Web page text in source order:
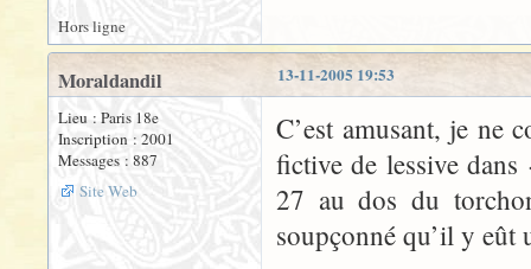
Hors ligne
13-11-2005 19:53
Moraldandil
Lieu : Paris 18e
Inscription : 2001
Messages : 887
Site Web
C’est amusant, je ne
fictive de lessive
27 au dos du
soupçonné qu’il y eût